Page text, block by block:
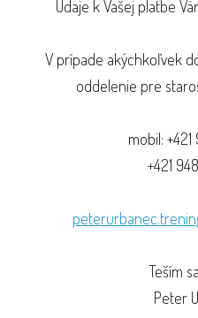
Údaje k Vašej platbe
V prípade akýchkoľvek
oddelenie pre
mobil:
+421
Teším
Peter